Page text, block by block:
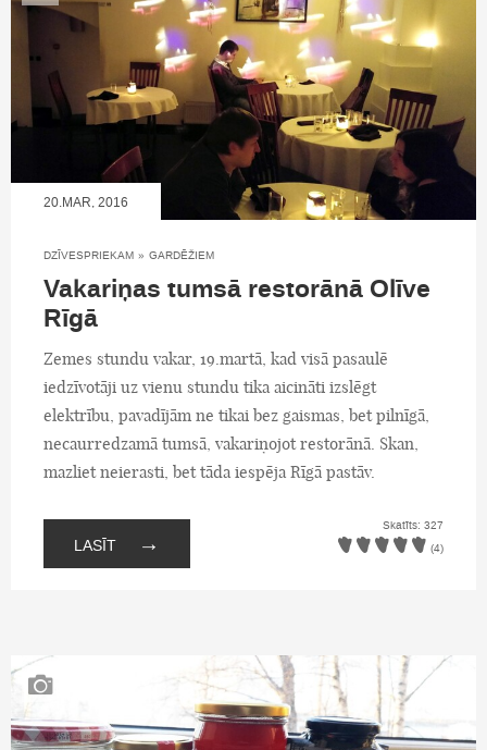
20.MAR, 2016
DZĪVESPRIEKAM » GARDĒŽIEM
Vakariņas tumsā restorānā Olīve
Rīgā
Zemes stundu vakar, 19.martā, kad visā pasaulē
iedzīvotāji uz vienu stundu tika aicināti izslēgt
elektrību, pavadījām ne tikai bez gaismas, bet pilnīgā,
necaurredzamā tumsā, vakariņojot restorānā. Skan,
mazliet neierasti, bet tāda iespēja Rīgā pastāv.
LASĪT →
Skatīts: 327
(4)